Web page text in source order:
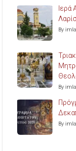
Ιερά
By
By
By